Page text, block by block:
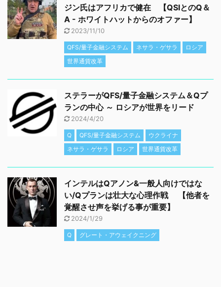
ジン氏はアフリカで健在 【QSIとのQ＆
A - ホワイトハットからのオファー】
2023/11/10
QFS/量子金融システム ネサラ・ゲサラ
ロシア
世界通貨改革
ステラーがQFS/量子金融システム＆Qプ
ランの中心 ～ ロシアが世界をリード
2024/4/20
Q QFS/量子金融システム
ウクライナ
ネサラ・ゲサラ
ロシア 世界通貨改革
インテルはQアノン&一般人向けではな
い/Qプランは壮大な心理作戦 【他者を
覚醒させ声を挙げる事が重要】
2024/1/29
Q グレート・アウェイクニング